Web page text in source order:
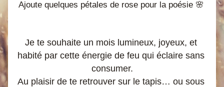
Ajoute quelques pétales de rose pour la poésie 🌸
Je te souhaite un mois lumineux, joyeux, et
habité par cette énergie de feu qui éclaire sans
consumer.
Au plaisir de te retrouver sur le tapis… ou sous